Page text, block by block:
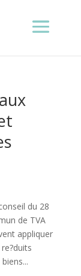
du 28
de TVA
appliquer